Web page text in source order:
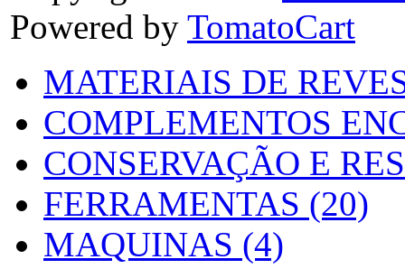
Powered by TomatoCart
MATERIAIS DE
COMPLEMENTOS
CONSERVAÇÃO E
FERRAMENTAS (20)
MAQUINAS (4)